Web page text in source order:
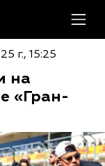
г., 15:25
на
«Гран-